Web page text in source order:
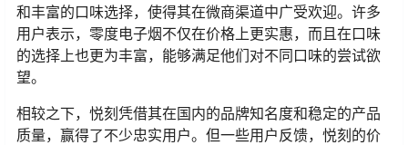
和丰富的口味选择，使得其在微商渠道中广受欢迎。许多
用户表示，零度电子烟不仅在价格上更实惠，而且在口味
的选择上也更为丰富，能够满足他们对不同口味的尝试欲
望。
相较之下，悦刻凭借其在国内的品牌知名度和稳定的产品
质量，赢得了不少忠实用户。但一些用户反馈，悦刻的价